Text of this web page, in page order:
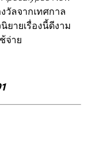
วัลจากเทศกาล
ยายเรื่องนี้ดีงาม
จ่าย